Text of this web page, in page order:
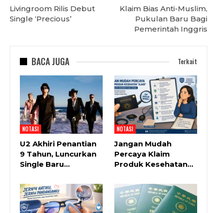
Livingroom Rilis Debut
Single ‘Precious’
Klaim Bias Anti-Muslim,
Pukulan Baru Bagi
Pemerintah Inggris
BACA JUGA Terkait
NOTASI
U2 Akhiri Penantian
9 Tahun, Luncurkan
Single Baru…
NOTASI
Jangan Mudah
Percaya Klaim
Produk Kesehatan…